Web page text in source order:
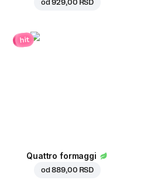
od929,00 RSD
hit
Quattro formaggi
od889,00 RSD